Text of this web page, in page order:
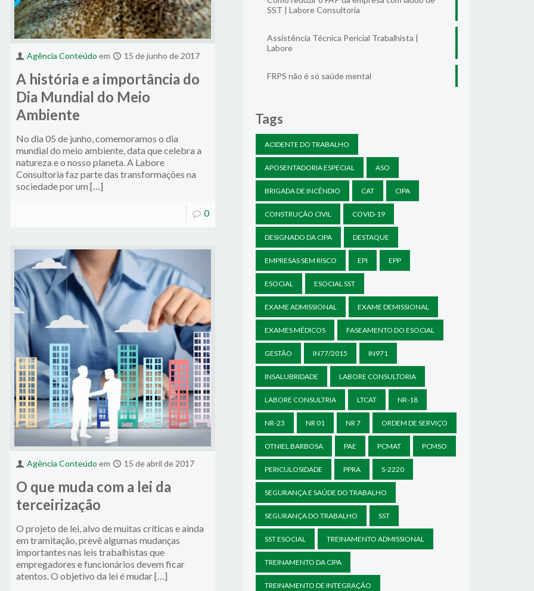
Agência Conteúdo em 15 de junho de 2017
A história e a importância do
Dia Mundial do Meio
Ambiente
No dia 05 de junho, comemoramos o dia
mundial do meio ambiente, data que celebra a
natureza e o nosso planeta. A Labore
Consultoria faz parte das transformações na
sociedade por um […]
0
Agência Conteúdo em 15 de abril de 2017
O que muda com a lei da
terceirização
O projeto de lei, alvo de muitas críticas e ainda
em tramitação, prevê algumas mudanças
importantes nas leis trabalhistas que
empregadores e funcionários devem ficar
atentos. O objetivo da lei é mudar […]
SST | Labore Consultoria
Assistência Técnica Pericial Trabalhista |
Labore
FRPS não é só saúde mental
Tags
ACIDENTE DO TRABALHO
APOSENTADORIA ESPECIAL ASO
BRIGADA DE INCÊNDIO CAT CIPA
CONSTRUÇÃO CIVIL COVID-19
DESIGNADO DA CIPA DESTAQUE
EMPRESAS SEM RISCO EPI EPP
ESOCIAL ESOCIAL SST
EXAME ADMISSIONAL EXAME DEMISSIONAL
EXAMES MÉDICOS FASEAMENTO DO ESOCIAL
GESTÃO IN77/2015 IN971
INSALUBRIDADE LABORE CONSULTORIA
LABORE CONSULTRIA LTCAT NR-18
NR-23 NR 01 NR 7 ORDEM DE SERVIÇO
OTNIEL BARBOSA PAE PCMAT PCMSO
PERICULOSIDADE PPRA S-2220
SEGURANÇA E SAÚDE DO TRABALHO
SEGURANÇA DO TRABALHO SST
SST ESOCIAL TREINAMENTO ADMISSIONAL
TREINAMENTO DA CIPA
TREINAMENTO DE INTEGRAÇÃO